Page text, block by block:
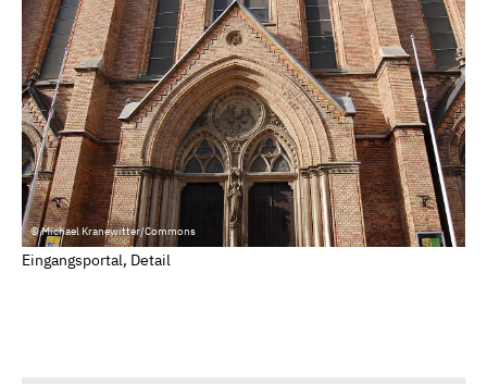
© Michael Kranewitter/Commons
Eingangsportal, Detail